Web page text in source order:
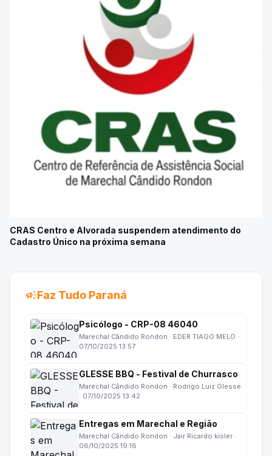
CRAS Centro e Alvorada suspendem atendimento do
Cadastro Único na próxima semana
campaignFaz Tudo Paraná
Psicólogo - CRP-08 46040
Marechal Cândido Rondon · EDER TIAGO MELO ·
07/10/2025 13:57
GLESSE BBQ - Festival de Churrasco
Marechal Cândido Rondon · Rodrigo Luiz Glesse
· 07/10/2025 13:42
Entregas em Marechal e Região
Marechal Cândido Rondon · Jair Ricardo kisler ·
06/10/2025 19:16